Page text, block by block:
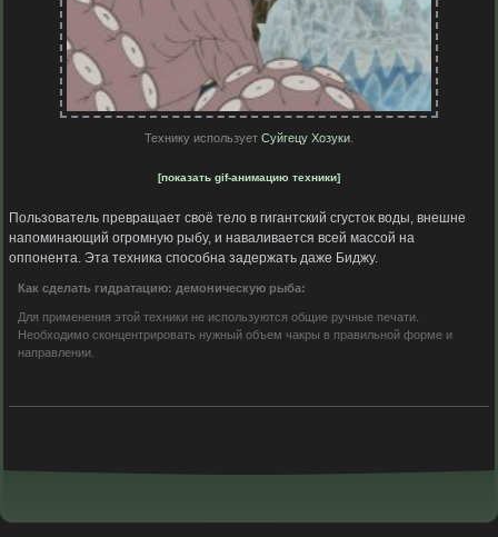
Технику использует Суйгецу Хозуки
[показать gif-анимацию техники]
Пользователь превращает своё тело в гигантский сгусток воды, внешне
напоминающий огромную рыбу, и наваливается всей массой на
оппонента. Эта техника способна задержать даже Биджу.
Как сделать гидратацию: демоническую рыба:
Для применения этой техники не используются общие ручные печати.
Необходимо сконцентрировать нужный объем чакры в правильной форме и
направлении.